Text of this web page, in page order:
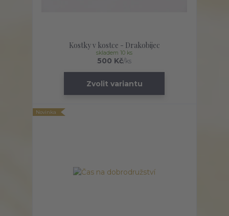
Kostky v kostce - Drakobijec
500 Kč/ks
skladem 10 ks
Zvolit variantu
Novinka